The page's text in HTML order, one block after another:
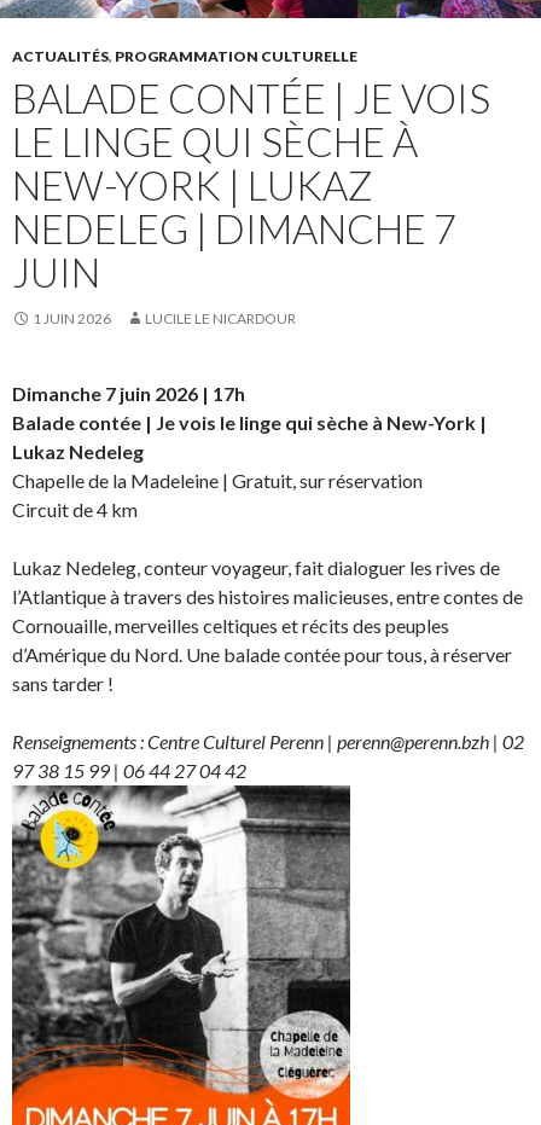
ACTUALITÉS, PROGRAMMATION CULTURELLE
BALADE CONTÉE | JE VOIS
LE LINGE QUI SÈCHE À
NEW-YORK | LUKAZ
NEDELEG | DIMANCHE 7
JUIN
1 JUIN 2026 LUCILE LE NICARDOUR
Dimanche 7 juin 2026 | 17h
Balade contée | Je vois le linge qui sèche à New-York |
Lukaz Nedeleg
Chapelle de la Madeleine | Gratuit, sur réservation
Circuit de 4 km
Lukaz Nedeleg, conteur voyageur, fait dialoguer les rives de
l’Atlantique à travers des histoires malicieuses, entre contes de
Cornouaille, merveilles celtiques et récits des peuples
d’Amérique du Nord. Une balade contée pour tous, à réserver
sans tarder !
Renseignements : Centre Culturel Perenn | perenn@perenn.bzh | 02
97 38 15 99 | 06 44 27 04 42